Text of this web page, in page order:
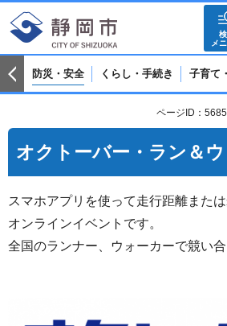
メ
防災・安全 くらし・手続き 子育て
ページID：
オクトーバー・ラン＆
スマホアプリを使って走行距離また
オンラインイベントです。
全国のランナー、ウォーカーで競い合